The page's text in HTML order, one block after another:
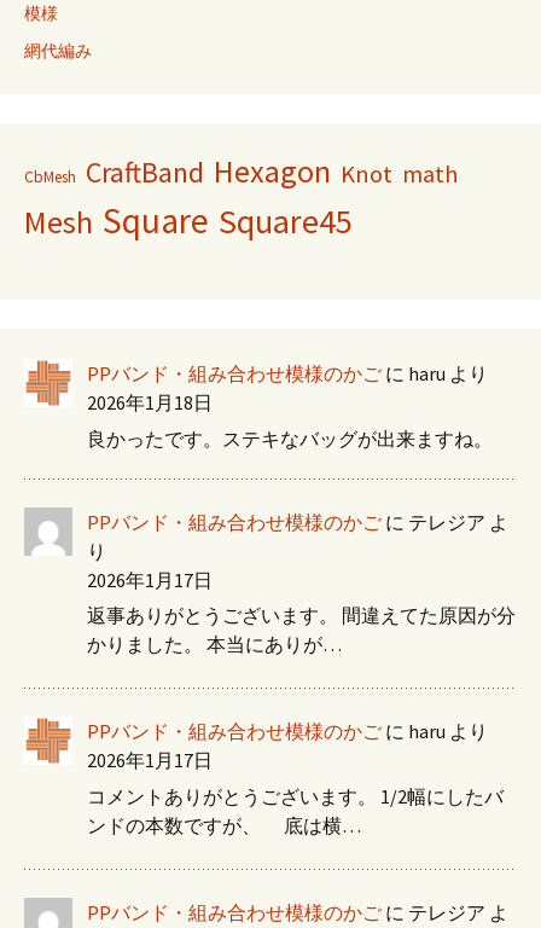
模様
網代編み
CbMesh CraftBand Hexagon Knot math
Mesh Square Square45
PPバンド・組み合わせ模様のかご に haru より
2026年1月18日
良かったです。ステキなバッグが出来ますね。
PPバンド・組み合わせ模様のかご に テレジア よ
り
2026年1月17日
返事ありがとうございます。 間違えてた原因が分
かりました。 本当にありが…
PPバンド・組み合わせ模様のかご に haru より
2026年1月17日
コメントありがとうございます。 1/2幅にしたバ
ンドの本数ですが、 底は横…
PPバンド・組み合わせ模様のかご に テレジア よ